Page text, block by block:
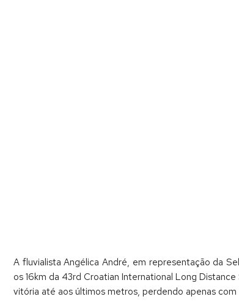
A fluvialista Angélica André, em representação da
os 16km da 43rd Croatian International Long
vitória até aos últimos metros, perdendo apenas